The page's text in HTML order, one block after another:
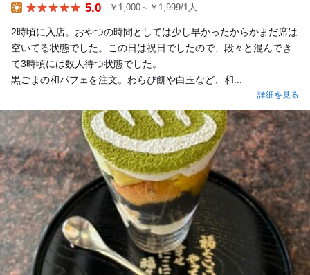
5.0 ￥1,000～￥1,999/1人
2時頃に入店。おやつの時間としては少し早かったからかまだ席は
空いてる状態でした。この日は祝日でしたので、段々と混んでき
て3時頃には数人待つ状態でした。
黒ごまの和パフェを注文。わらび餅や白玉など、和...
詳細を見る